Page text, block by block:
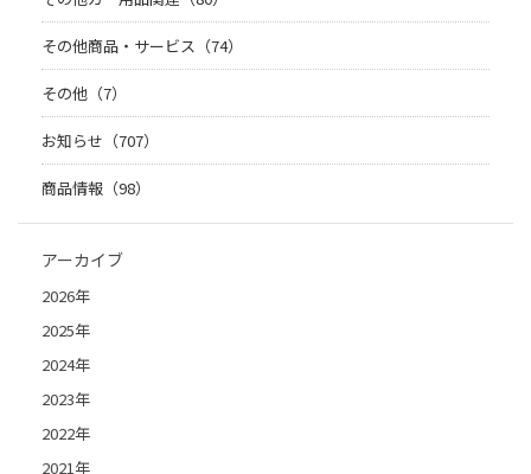
その他商品・サービス（74）
その他（7）
お知らせ（707）
商品情報（98）
アーカイブ
2026年
2025年
2024年
2023年
2022年
2021年